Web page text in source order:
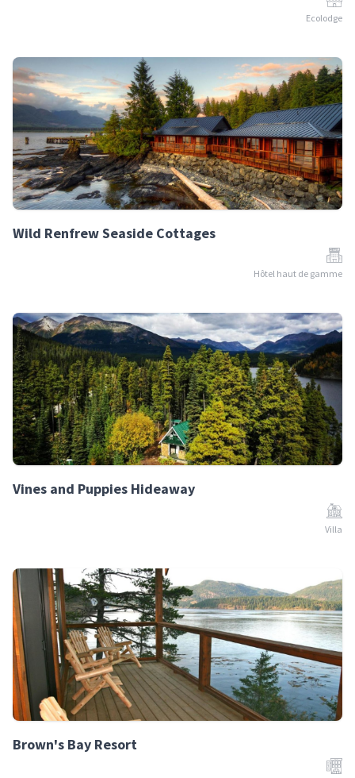
Ecolodge
Wild Renfrew Seaside Cottages
Hôtel haut de gamme
Vines and Puppies Hideaway
Villa
Brown's Bay Resort